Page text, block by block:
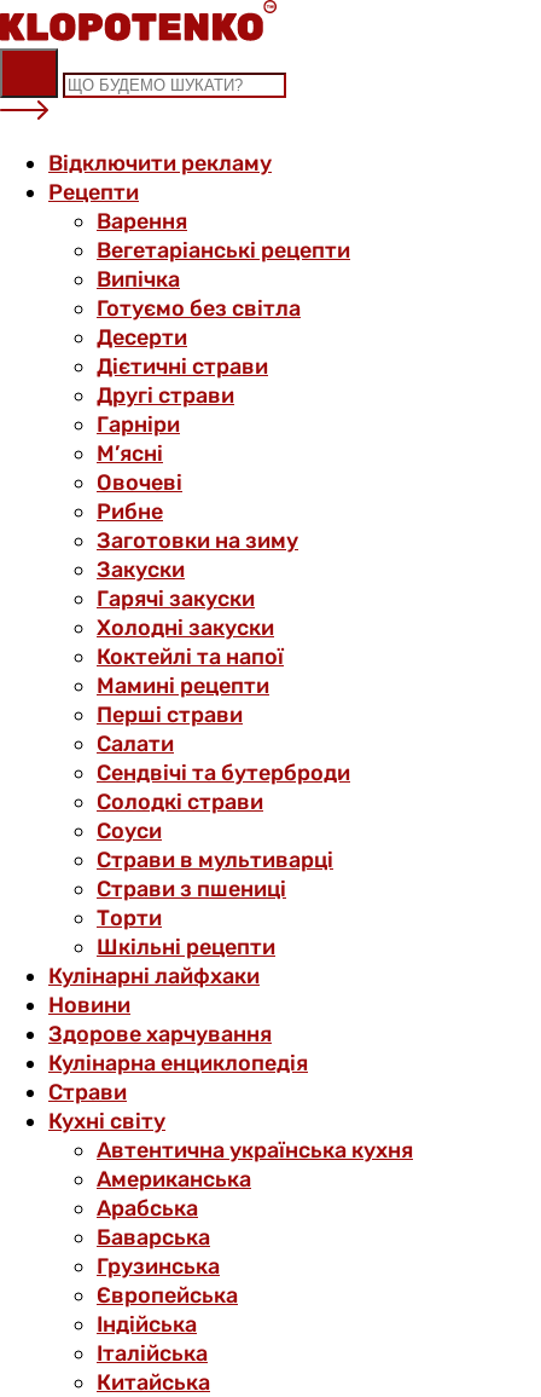
Skip
to
content
Відключити рекламу
Рецепти
Варення
Вегетаріанські рецепти
Випічка
Готуємо без світла
Десерти
Дієтичні страви
Другі страви
Гарніри
М’ясні
Овочеві
Рибне
Заготовки на зиму
Закуски
Гарячі закуски
Холодні закуски
Коктейлі та напої
Мамині рецепти
Перші страви
Салати
Сендвічі та бутерброди
Солодкі страви
Соуси
Страви в мультиварці
Страви з пшениці
Торти
Шкільні рецепти
Кулінарні лайфхаки
Новини
Здорове харчування
Кулінарна енциклопедія
Страви
Кухні світу
Автентична українська кухня
Американська
Арабська
Баварська
Грузинська
Європейська
Індійська
Італійська
Китайська